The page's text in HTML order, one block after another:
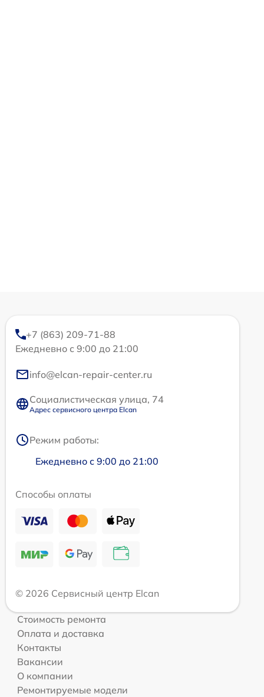
+7 (863) 209-71-88
Ежедневно с 9:00 до 21:00
info@elcan-repair-center.ru
Социалистическая улица, 74
Адрес сервисного центра Elcan
Режим работы:
Ежедневно с 9:00 до 21:00
Способы оплаты
© 2026 Сервисный центр Elcan
Стоимость ремонта
Оплата и доставка
Контакты
Вакансии
О компании
Ремонтируемые модели